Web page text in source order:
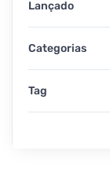
Lançado
Categorias
Tag